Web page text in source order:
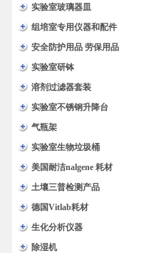
实验室玻璃器皿
组培室专用仪器和配件
安全防护用品 劳保用品
实验室研钵
溶剂过滤器套装
实验室不锈钢升降台
气瓶架
实验室生物垃圾桶
美国耐洁nalgene 耗材
土壤三普检测产品
德国Vitlab耗材
生化分析仪器
除湿机